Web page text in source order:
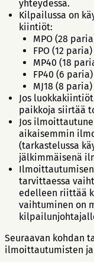
yhteydessä.
Kilpailussa on
kiintiöt:
MPO (28
FPO (12 paria)
MP40 (18
FP40 (6 paria)
MJ18 (8 paria)
Jos
paikkoja siirtää
Jos
aikaisemmin
(tarkastelussa
jälkimmäisenä
tarvittaessa
edelleen riittää
vaihtuminen on
Seuraavan kohdan
ilmoittautumisten